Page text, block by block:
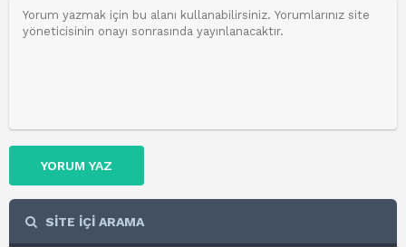
YORUM YAZ
SİTE İÇİ ARAMA